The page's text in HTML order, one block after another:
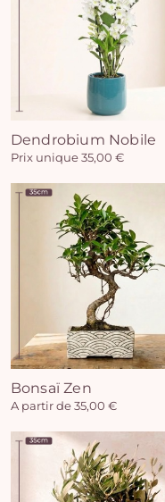
Dendrobium Nobile
Prix unique 35,00 €
Bonsaï Zen
A partir de 35,00 €